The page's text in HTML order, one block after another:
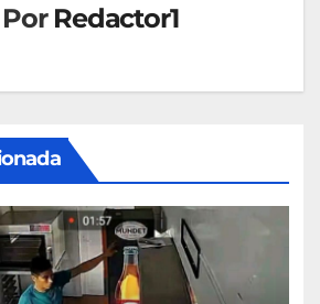
Por Redactor1